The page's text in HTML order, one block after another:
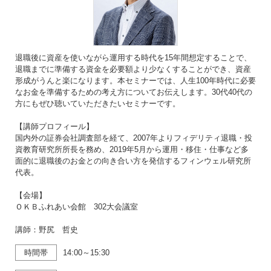
退職後に資産を使いながら運用する時代を15年間想定することで、
退職までに準備する資金を必要額より少なくすることができ、資産
形成がうんと楽になります。本セミナーでは、人生100年時代に必要
なお金を準備するための考え方についてお伝えします。30代40代の
方にもぜひ聴いていただきたいセミナーです。
【講師プロフィール】
国内外の証券会社調査部を経て、2007年よりフィデリティ退職・投
資教育研究所所長を務め、2019年5月から運用・移住・仕事など多
面的に退職後のお金との向き合い方を発信するフィンウェル研究所
代表。
【会場】
ＯＫＢふれあい会館 302大会議室
講師：野尻 哲史
時間帯 14:00～15:30